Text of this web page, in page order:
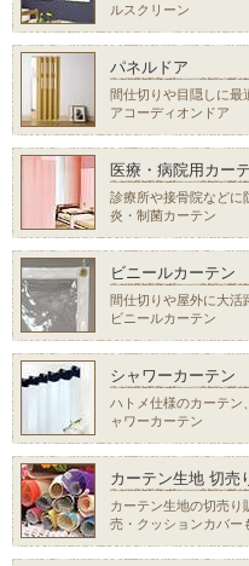
ルスクリーン
パネルドア
間仕切りや目隠しに最
アコーディオンドア
医療・病院用カー
診療所や接骨院などに
炎・制菌カーテン
ビニールカーテン
間仕切りや屋外に大活
ビニールカーテン
シャワーカーテン
ハトメ仕様のカーテン
ャワーカーテン
カーテン生地 切売
カーテン生地の切売り
売・クッションカバー